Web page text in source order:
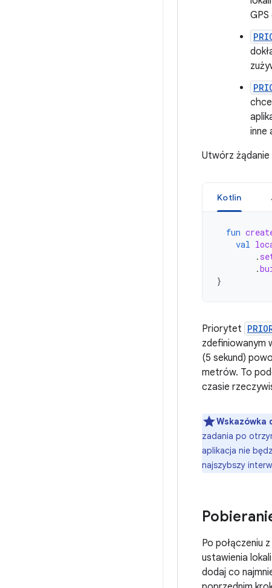
inne
Utwórz żądanie
Kotlin
fun
val
.
.
}
Priorytet
zdefiniowanym
(5 sekund)
metrów. To
czasie
Wskazówka
zadania po
aplikacja nie
najszybszy
Po połączeniu
ustawienia
dodaj co